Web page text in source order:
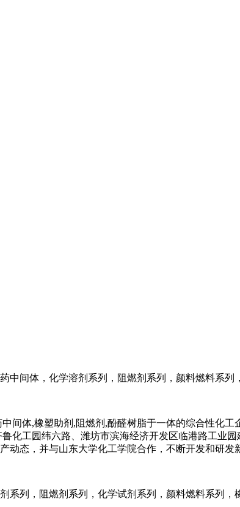
间体，化学溶剂系列，阻燃剂系列，颜料燃料系列
间体,橡塑助剂,阻燃剂,酚醛树脂于一体的综合性化
化工园纬六路、潍坊市滨海经济开发区临港路工业
态，并与山东大学化工学院合作，不断开发和研发
列，阻燃剂系列，化学试剂系列，颜料燃料系列，